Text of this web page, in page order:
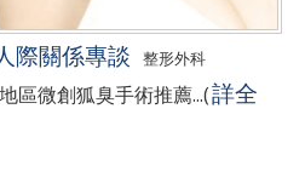
際關係專談 整形外科
區微創狐臭手術推薦...(詳全